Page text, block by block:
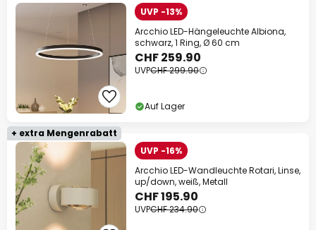
UVP -13%
Arcchio LED-Hängeleuchte Albiona,
schwarz, 1 Ring, Ø 60 cm
CHF 259.90
UVPCHF 299.90
Auf Lager
+ extra Mengenrabatt
UVP -16%
Arcchio LED-Wandleuchte Rotari, Linse,
up/down, weiß, Metall
CHF 195.90
UVPCHF 234.90